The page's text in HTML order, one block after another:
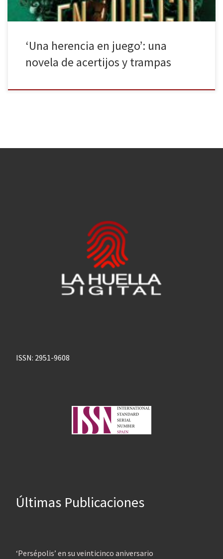
‘Una herencia en juego’: una
novela de acertijos y trampas
ISSN: 2951-9608
Últimas Publicaciones
‘Persépolis’ en su veinticinco aniversario